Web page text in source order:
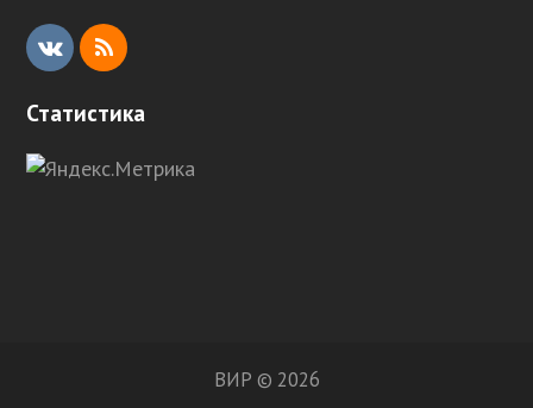
V
R
Статистика
ВИР © 2026